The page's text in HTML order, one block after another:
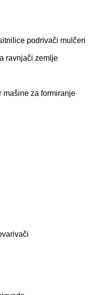
podrivači mulčeri
ravnjači zemlje
mašine za formiranje